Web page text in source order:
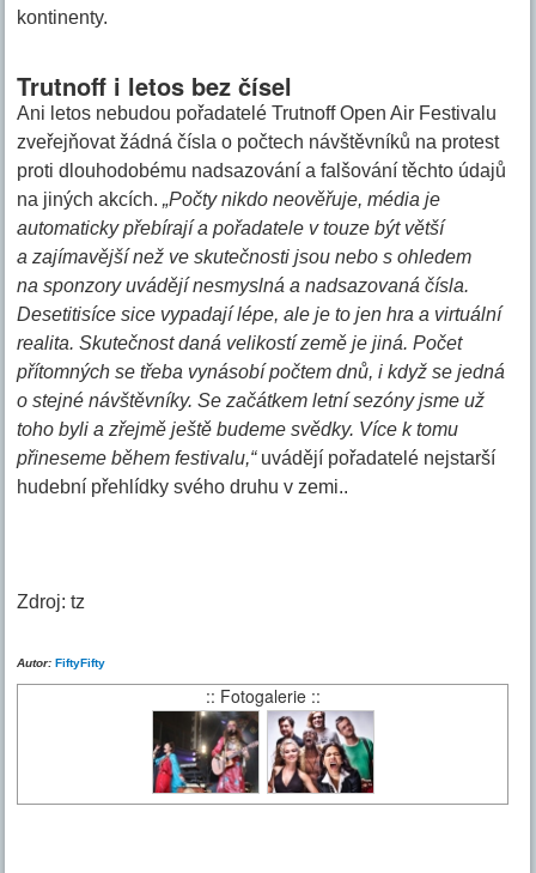
kontinenty.
Trutnoff i letos bez čísel
Ani letos nebudou pořadatelé Trutnoff Open Air Festivalu
zveřejňovat žádná čísla o počtech návštěvníků na protest
proti dlouhodobému nadsazování a falšování těchto údajů
na jiných akcích.„Počty nikdo neověřuje, média je
automaticky přebírají a pořadatele v touze být větší
a zajímavější než ve skutečnosti jsou nebo s ohledem
na sponzory uvádějí nesmyslná a nadsazovaná čísla.
Desetitisíce sice vypadají lépe, ale je to jen hra a virtuální
realita. Skutečnost daná velikostí země je jiná. Počet
přítomných se třeba vynásobí počtem dnů, i když se jedná
o stejné návštěvníky. Se začátkem letní sezóny jsme už
toho byli a zřejmě ještě budeme svědky. Více k tomu
přineseme během festivalu,“ uvádějí pořadatelé nejstarší
hudební přehlídky svého druhu v zemi..
Zdroj: tz
Autor:FiftyFifty
:: Fotogalerie ::